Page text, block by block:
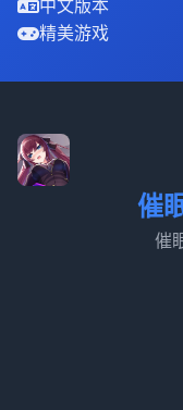
中文版本
精美游戏
催
催